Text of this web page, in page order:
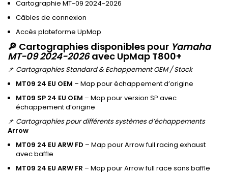
Cartographie MT-09 2024-2026
Câbles de connexion
Accès plateforme UpMap
🔎 Cartographies disponibles pour Yamaha
MT-09 2024-2026avec UpMap T800+
📌 Cartographies Standard & Echappement OEM / Stock
MT09 24 EU OEM – Map pour échappement d’origine
MT09 SP 24 EU OEM – Map pour version SP avec
échappement d’origine
📌 Cartographies pour différents systèmes d’échappements
Arrow
MT09 24 EU ARW FD – Map pour Arrow full racing exhaust
avec baffle
MT09 24 EU ARW FR – Map pour Arrow full race sans baffle